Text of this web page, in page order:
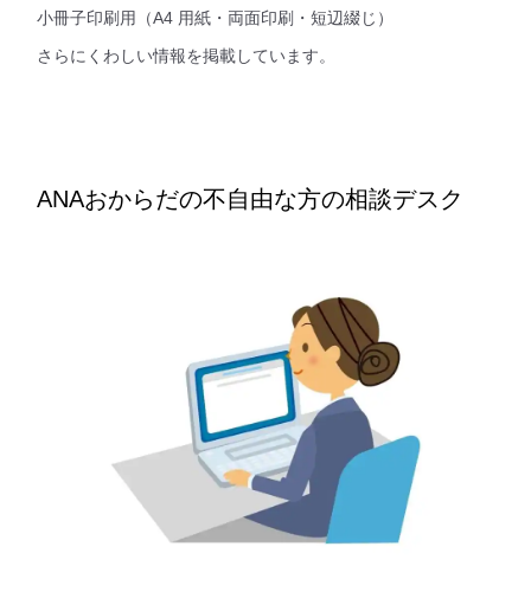
小冊子印刷用（A4 用紙・両面印刷・短辺綴じ）
さらにくわしい情報を掲載しています。
ANAおからだの不自由な方の相談デスク